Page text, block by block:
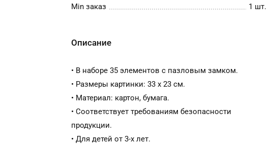
Min заказ
1 шт.
Описание
• В наборе 35 элементов с пазловым замком.
• Размеры картинки: 33 х 23 см.
• Материал: картон, бумага.
• Соответствует требованиям безопасности
продукции.
• Для детей от 3-х лет.